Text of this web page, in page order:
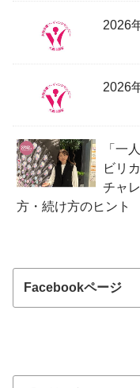
2026
2026
「一
ビリ
チャ
方・続け方のヒン
Facebookページ